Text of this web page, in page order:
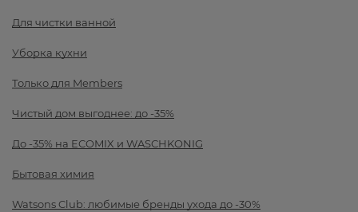
Для чистки ванной
Уборка кухни
Только для Members
Чистый дом выгоднее: до -35%
До -35% на ECOMIX и WASCHKONIG
Бытовая химия
Watsons Club: любимые бренды ухода до -30%